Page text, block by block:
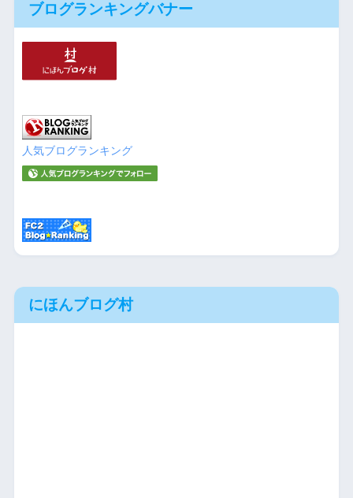
ブログランキングバナー
人気ブログランキング
にほんブログ村